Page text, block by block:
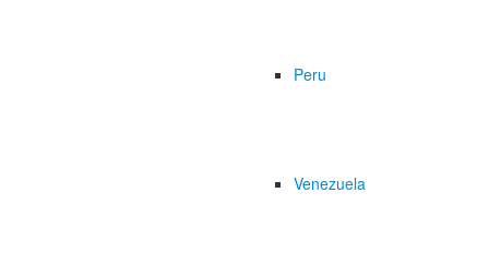
Peru
Venezuela